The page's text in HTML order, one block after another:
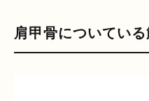
肩甲骨についてい